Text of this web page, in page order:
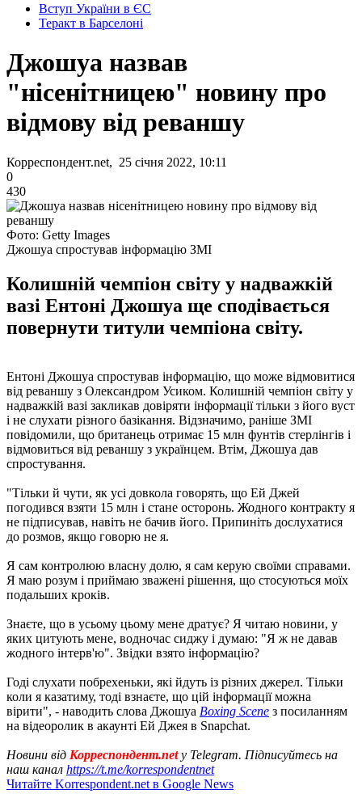
Вступ України в ЄС
Теракт в Барселоні
Джошуа назвав
"нісенітницею" новину про
відмову від реваншу
Корреспондент.net, 25 січня 2022, 10:11
0
430
Фото: Getty Images
Джошуа спростував інформацію ЗМІ
Колишній чемпіон світу у надважкій
вазі Ентоні Джошуа ще сподівається
повернути титули чемпіона світу.
Ентоні Джошуа спростував інформацію, що може відмовитися
від реваншу з Олександром Усиком. Колишній чемпіон світу у
надважкій вазі закликав довіряти інформації тільки з його вуст
і не слухати різного базікання. Відзначимо, раніше ЗМІ
повідомили, що британець отримає 15 млн фунтів стерлінгів і
відмовиться від реваншу з українцем. Втім, Джошуа дав
спростування.
"Тільки й чути, як усі довкола говорять, що Ей Джей
погодився взяти 15 млн і стане осторонь. Жодного контракту я
не підписував, навіть не бачив його. Припиніть дослухатися
до розмов, якщо говорю не я.
Я сам контролюю власну долю, я сам керую своїми справами.
Я маю розум і приймаю зважені рішення, що стосуються моїх
подальших кроків.
Знаєте, що в усьому цьому мене дратує? Я читаю новини, у
яких цитують мене, водночас сиджу і думаю: "Я ж не давав
жодного інтерв'ю". Звідки взято інформацію?
Годі слухати побрехеньки, які йдуть із різних джерел. Тільки
коли я казатиму, тоді взнаєте, що цій інформації можна
вірити", - наводить слова Джошуа Boxing Scene з посиланням
на відеоролик в акаунті Ей Джея в Snapchat.
Новини від Корреспондент.netу Telegram. Підписуйтесь на
наш канал https://t.me/korrespondentnet
Читайте Korrespondent.net в Google News